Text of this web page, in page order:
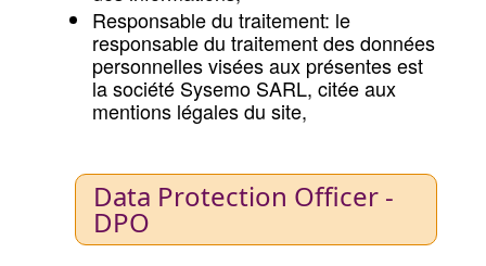
Responsable du traitement: le
responsable du traitement des données
personnelles visées aux présentes est
la société Sysemo SARL, citée aux
mentions légales du site,
Data Protection Officer -
DPO